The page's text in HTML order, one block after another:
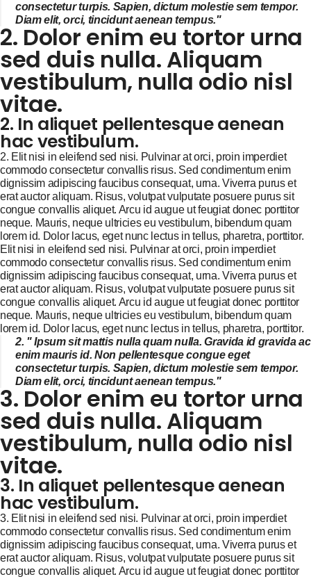
consectetur turpis. Sapien, dictum molestie sem tempor.
Diam elit, orci, tincidunt aenean tempus."
2. Dolor enim eu tortor urna
sed duis nulla. Aliquam
vestibulum, nulla odio nisl
vitae.
2. In aliquet pellentesque aenean
hac vestibulum.
2. Elit nisi in eleifend sed nisi. Pulvinar at orci, proin imperdiet
commodo consectetur convallis risus. Sed condimentum enim
dignissim adipiscing faucibus consequat, urna. Viverra purus et
erat auctor aliquam. Risus, volutpat vulputate posuere purus sit
congue convallis aliquet. Arcu id augue ut feugiat donec porttitor
neque. Mauris, neque ultricies eu vestibulum, bibendum quam
lorem id. Dolor lacus, eget nunc lectus in tellus, pharetra, porttitor.
Elit nisi in eleifend sed nisi. Pulvinar at orci, proin imperdiet
commodo consectetur convallis risus. Sed condimentum enim
dignissim adipiscing faucibus consequat, urna. Viverra purus et
erat auctor aliquam. Risus, volutpat vulputate posuere purus sit
congue convallis aliquet. Arcu id augue ut feugiat donec porttitor
neque. Mauris, neque ultricies eu vestibulum, bibendum quam
lorem id. Dolor lacus, eget nunc lectus in tellus, pharetra, porttitor.
2. " Ipsum sit mattis nulla quam nulla. Gravida id gravida ac
enim mauris id. Non pellentesque congue eget
consectetur turpis. Sapien, dictum molestie sem tempor.
Diam elit, orci, tincidunt aenean tempus."
3. Dolor enim eu tortor urna
sed duis nulla. Aliquam
vestibulum, nulla odio nisl
vitae.
3. In aliquet pellentesque aenean
hac vestibulum.
3. Elit nisi in eleifend sed nisi. Pulvinar at orci, proin imperdiet
commodo consectetur convallis risus. Sed condimentum enim
dignissim adipiscing faucibus consequat, urna. Viverra purus et
erat auctor aliquam. Risus, volutpat vulputate posuere purus sit
congue convallis aliquet. Arcu id augue ut feugiat donec porttitor